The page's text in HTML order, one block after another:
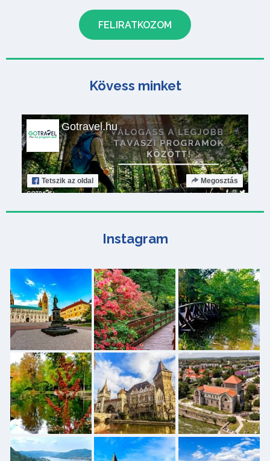
Kövess minket
Gotravel.hu
Tetszik az oldal Megosztás
Instagram